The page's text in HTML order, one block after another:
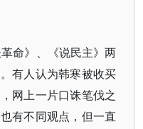
命》、《说民主》两
有人认为韩寒被收买
网上一片口诛笔伐之
有不同观点，但一直